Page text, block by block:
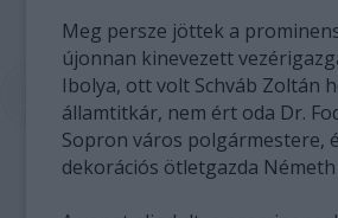
Meg persze jöttek a
újonnan kinevezett
Ibolya, ott volt Schváb Zoltán
államtitkár, nem ért oda Dr.
Sopron város polgármestere,
dekorációs ötletgazda Németh